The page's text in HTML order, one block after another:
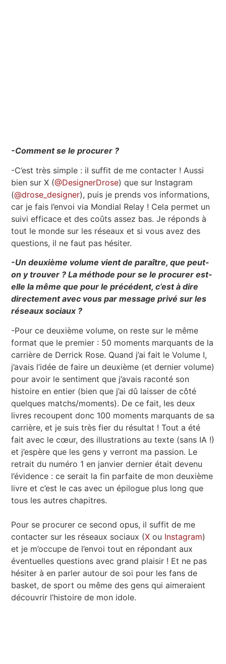
-Comment se le procurer ?
-C’est très simple : il suffit de me contacter ! Aussi
bien sur X (@DesignerDrose) que sur Instagram
(@drose_designer), puis je prends vos informations,
car je fais l’envoi via Mondial Relay ! Cela permet un
suivi efficace et des coûts assez bas. Je réponds à
tout le monde sur les réseaux et si vous avez des
questions, il ne faut pas hésiter.
-Un deuxième volume vient de paraître, que peut-
on y trouver ? La méthode pour se le procurer est-
elle la même que pour le précédent, c’est à dire
directement avec vous par message privé sur les
réseaux sociaux ?
-Pour ce deuxième volume, on reste sur le même
format que le premier : 50 moments marquants de la
carrière de Derrick Rose. Quand j’ai fait le Volume I,
j’avais l’idée de faire un deuxième (et dernier volume)
pour avoir le sentiment que j’avais raconté son
histoire en entier (bien que j’ai dû laisser de côté
quelques matchs/moments). De ce fait, les deux
livres recoupent donc 100 moments marquants de sa
carrière, et je suis très fier du résultat ! Tout a été
fait avec le cœur, des illustrations au texte (sans IA !)
et j’espère que les gens y verront ma passion. Le
retrait du numéro 1 en janvier dernier était devenu
l’évidence : ce serait la fin parfaite de mon deuxième
livre et c’est le cas avec un épilogue plus long que
tous les autres chapitres.
Pour se procurer ce second opus, il suffit de me
contacter sur les réseaux sociaux (X ou Instagram)
et je m’occupe de l’envoi tout en répondant aux
éventuelles questions avec grand plaisir ! Et ne pas
hésiter à en parler autour de soi pour les fans de
basket, de sport ou même des gens qui aimeraient
découvrir l’histoire de mon idole.